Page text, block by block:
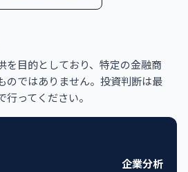
を目的としており、特定の金融商
のではありません。投資判断は最
ってください。
企業分析